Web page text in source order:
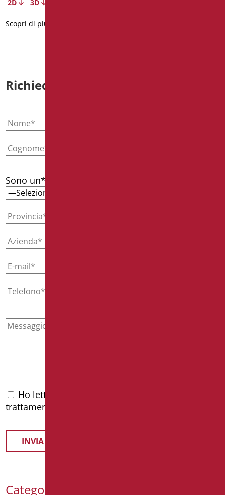
Categorie Prodotti
2D 3D
Scopri di più
Richiedi informazioni
Sono un*
Ho letto l'
trattamento dei dati personali